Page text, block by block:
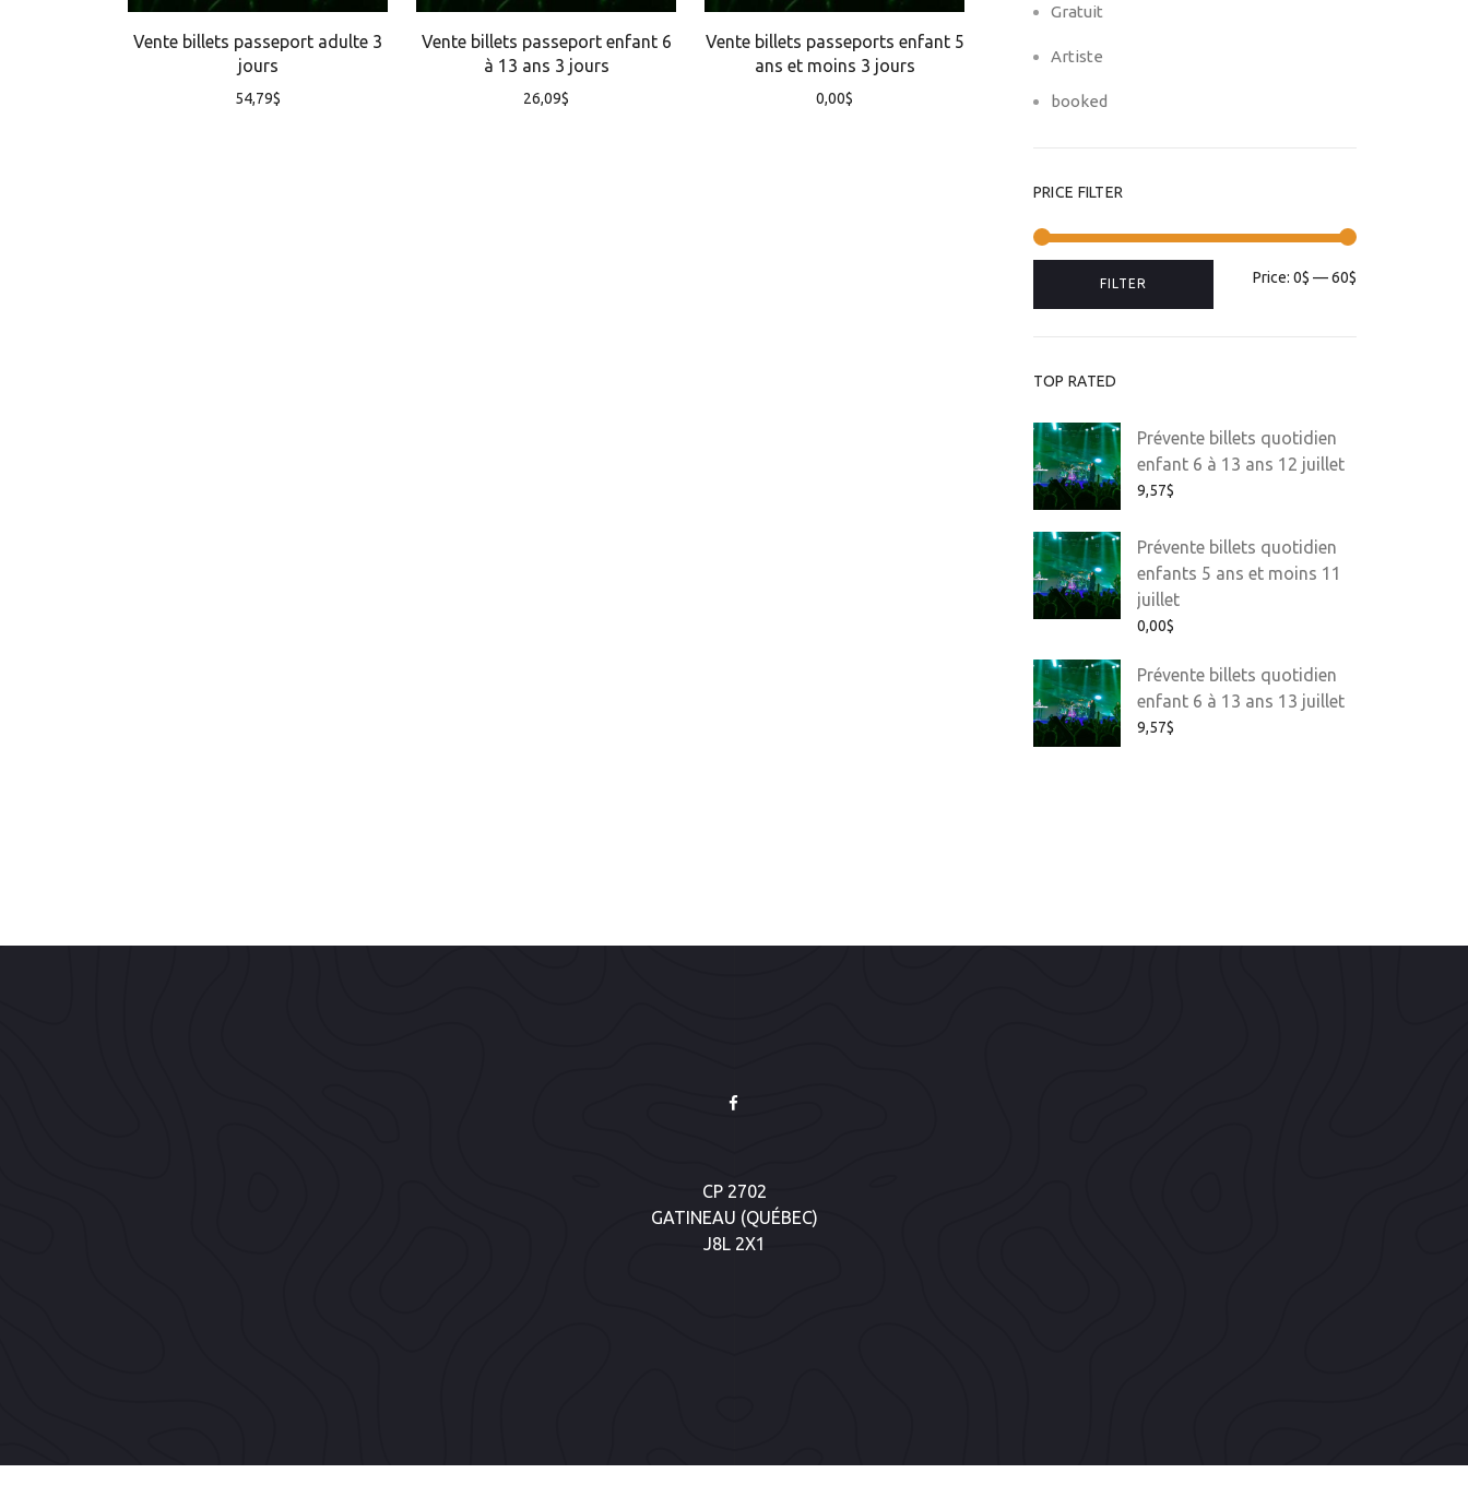
Vente billets passeport adulte 3
jours
54,79$
Vente billets passeport enfant 6
à 13 ans 3 jours
26,09$
Vente billets passeports enfant 5
ans et moins 3 jours
0,00$
Gratuit
Artiste
booked
PRICE FILTER
FILTER Price: 0$ —60$
TOP RATED
Prévente billets quotidien
enfant 6 à 13 ans 12 juillet
9,57$
Prévente billets quotidien
enfants 5 ans et moins 11
juillet
0,00$
Prévente billets quotidien
enfant 6 à 13 ans 13 juillet
9,57$
CP 2702
GATINEAU (QUÉBEC)
J8L 2X1